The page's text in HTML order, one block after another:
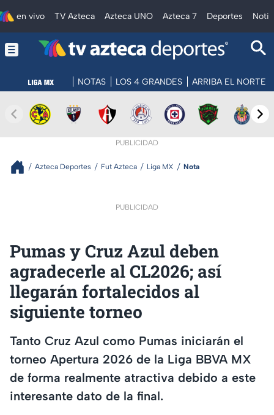
en vivo TV Azteca Azteca UNO Azteca 7 Deportes
NOTAS LOS 4 GRANDES ARRIBA EL NORTE
PUBLICIDAD
Azteca Deportes Fut Azteca Liga MX Nota
PUBLICIDAD
Pumas y Cruz Azul deben
agradecerle al CL2026; así
llegarán fortalecidos al
siguiente torneo
Tanto Cruz Azul como Pumas iniciarán el
torneo Apertura 2026 de la Liga BBVA MX
de forma realmente atractiva debido a este
interesante dato de la final.